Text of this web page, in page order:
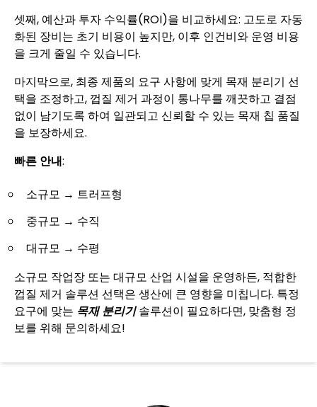
셋째, 예산과 투자 수익률(ROI)을 비교하세요: 고도로 자동
화된 장비는 초기 비용이 높지만, 이후 인건비와 운영 비용
을 크게 줄일 수 있습니다.
마지막으로, 최종 제품의 요구 사항에 맞게 목재 분리기 선
택을 조정하고, 껍질 제거 과정이 통나무를 깨끗하고 결점
없이 남기도록 하여 일관되고 신뢰할 수 있는 목재 칩 품질
을 보장하세요.
빠른 안내:
소규모 → 트러프형
중규모 → 수직
대규모 → 수평
소규모 작업장 또는 대규모 산업 시설을 운영하든, 적합한
껍질 제거 솔루션 선택은 생산에 큰 영향을 미칩니다. 특정
요구에 맞는 목재 분리기솔루션이 필요하다면, 맞춤형 정
보를 위해 문의하세요!